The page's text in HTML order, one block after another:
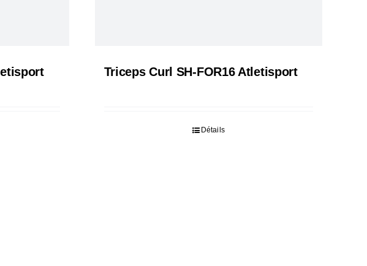
Triceps Curl SH-FOR16 Atletisport
Détails